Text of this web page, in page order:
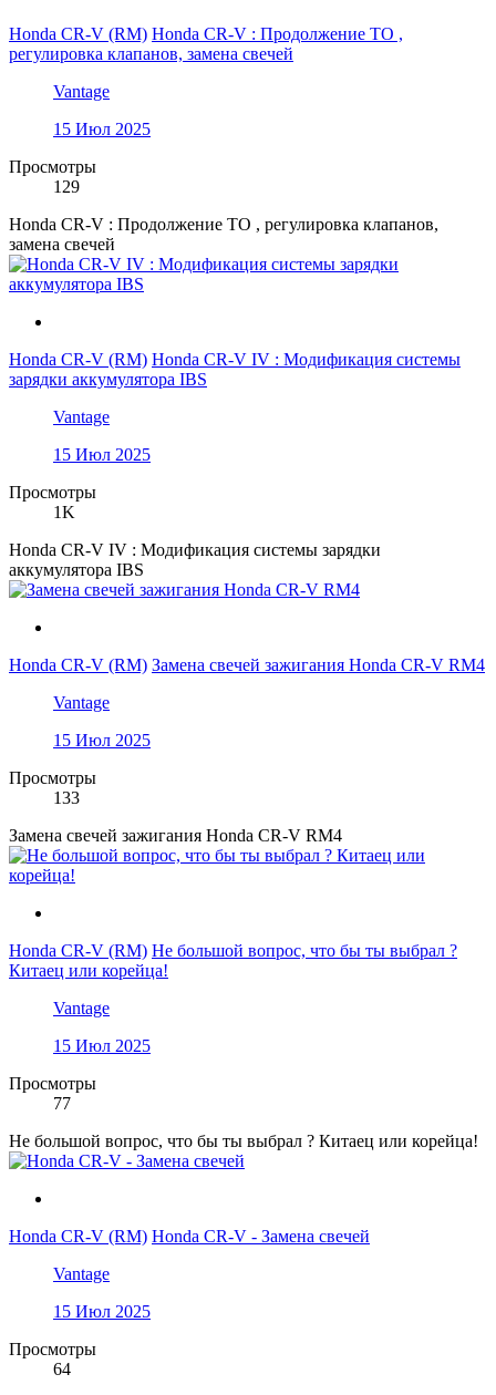
Honda CR-V (RM) Honda CR-V : Продолжение ТО ,
регулировка клапанов, замена свечей
Vantage
15 Июл 2025
Просмотры
129
Honda CR-V : Продолжение ТО , регулировка клапанов,
замена свечей
Honda CR-V (RM) Honda CR-V IV : Модификация системы
зарядки аккумулятора IBS
Vantage
15 Июл 2025
Просмотры
1K
Honda CR-V IV : Модификация системы зарядки
аккумулятора IBS
Honda CR-V (RM) Замена свечей зажигания Honda CR-V RM4
Vantage
15 Июл 2025
Просмотры
133
Замена свечей зажигания Honda CR-V RM4
Honda CR-V (RM) Не большой вопрос, что бы ты выбрал ?
Китаец или корейца!
Vantage
15 Июл 2025
Просмотры
77
Не большой вопрос, что бы ты выбрал ? Китаец или корейца!
Honda CR-V (RM) Honda CR-V - Замена свечей
Vantage
15 Июл 2025
Просмотры
64